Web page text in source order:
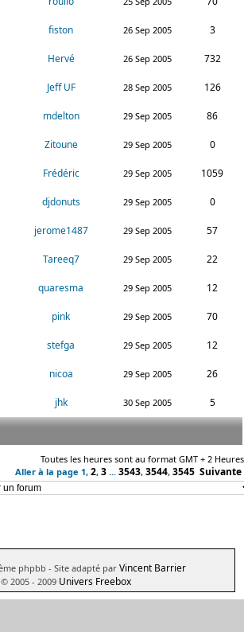
fiston 26 Sep 2005 3
Hervé 26 Sep 2005 732
Jeff UF 28 Sep 2005 126
mdelton 29 Sep 2005 86
Zitoune 29 Sep 2005 0
Frédéric 29 Sep 2005 1059
djdonuts 29 Sep 2005 0
jerome1487 29 Sep 2005 57
Tareeq7 29 Sep 2005 22
quaresma 29 Sep 2005 12
pink 29 Sep 2005 70
stefga 29 Sep 2005 12
nicoa 29 Sep 2005 26
jhk 30 Sep 2005 5
Toutes les heures sont au format GMT + 2 Heures
Aller à la page 1, 2, 3 ... 3543, 3544, 3545 Suivante
phpbb - Site adapté par Vincent Barrier
© 2005 - 2009 Univers Freebox